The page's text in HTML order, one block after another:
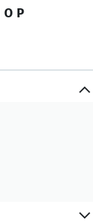
O P